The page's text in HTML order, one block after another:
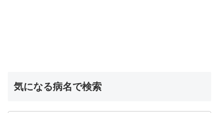
気になる病名で検索